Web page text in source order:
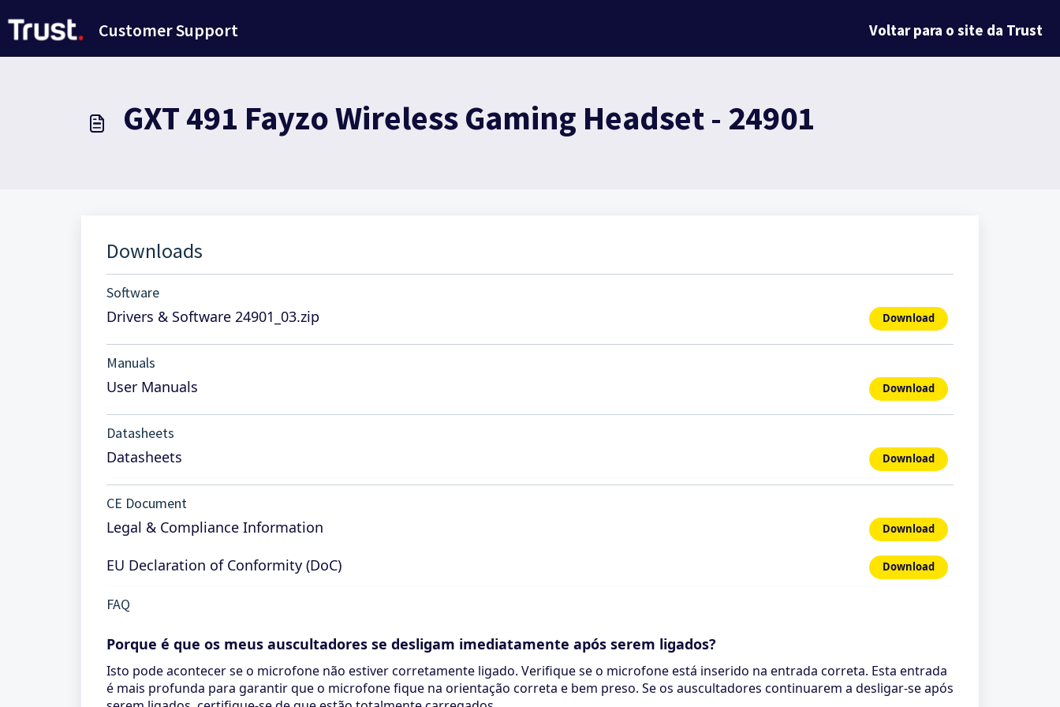
Customer Support Voltar para o site da Trust
GXT 491 Fayzo Wireless Gaming Headset - 24901
Downloads
Software
Drivers & Software 24901_03.zip Download
Manuals
User Manuals Download
Datasheets
Datasheets Download
CE Document
Legal & Compliance Information Download
EU Declaration of Conformity (DoC) Download
FAQ
Porque é que os meus auscultadores se desligam imediatamente após serem ligados?
Isto pode acontecer se o microfone não estiver corretamente ligado. Verifique se o microfone está inserido na entrada correta. Esta entrada
é mais profunda para garantir que o microfone fique na orientação correta e bem preso. Se os auscultadores continuarem a desligar-se após